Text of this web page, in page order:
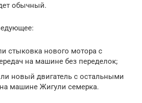
обычный.
стыковка нового мотора с
на машине без переделок;
новый двигатель с остальными
машине Жигули семерка.